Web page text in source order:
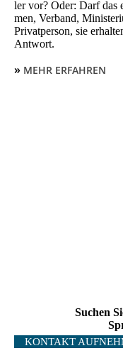
ler vor? Oder: Darf das
men, Verband,
Privatperson, sie
Antwort.
» MEHR ERFAHREN
Suchen
KONTAKT